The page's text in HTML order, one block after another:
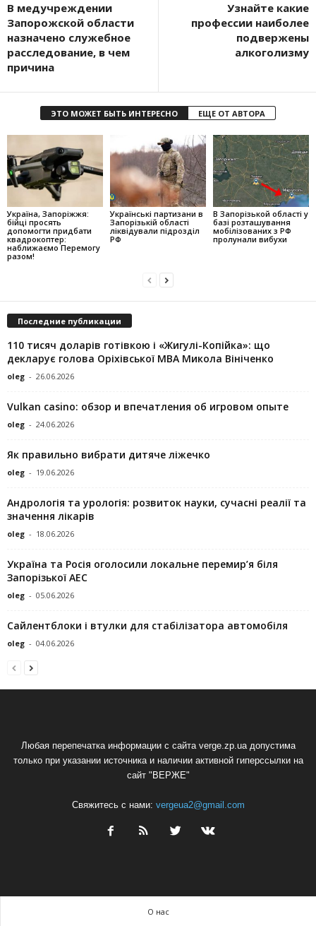
В медучреждении
Запорожской области
назначено служебное
расследование, в чем
причина
Узнайте какие
профессии наиболее
подвержены
алкоголизму
ЭТО МОЖЕТ БЫТЬ ИНТЕРЕСНО ЕЩЕ ОТ АВТОРА
Україна, Запоріжжя:
бійці просять
допомогти придбати
квадрокоптер:
наближаємо Перемогу
разом!
Українські партизани в
Запорізькій області
ліквідували підрозділ
РФ
В Запорізькой області у
базі розташування
мобілізованих з РФ
пролунали вибухи
Последние публикации
110 тисяч доларів готівкою і «Жигулі-Копійка»: що
декларує голова Оріхівської МВА Микола Вініченко
oleg - 26.06.2026
Vulkan casino: обзор и впечатления об игровом опыте
oleg - 24.06.2026
Як правильно вибрати дитяче ліжечко
oleg - 19.06.2026
Андрологія та урологія: розвиток науки, сучасні реалії та
значення лікарів
oleg - 18.06.2026
Україна та Росія оголосили локальне перемир’я біля
Запорізької АЕС
oleg - 05.06.2026
Сайлентблоки і втулки для стабілізатора автомобіля
oleg - 04.06.2026
Любая перепечатка информации с сайта verge.zp.ua допустима
только при указании источника и наличии активной гиперссылки на
сайт "ВЕРЖЕ"
Свяжитесь с нами: vergeua2@gmail.com
О нас